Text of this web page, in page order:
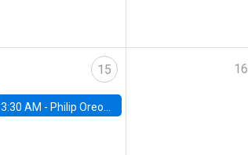
15
3:30 AM - Philip Oreopolous, University of Toronto
16